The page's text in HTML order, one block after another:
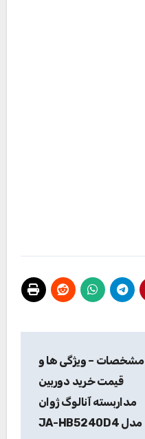
مشخصات – ویژگی ها و
قیمت خرید دوربین
مداربسته آنالوگ ژوان
مدل JA-HB5240D4